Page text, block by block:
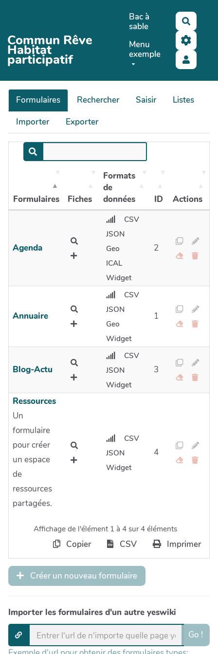
Commun Rêve
Habitat
participatif
Bac à
sable
Menu
exemple
Formulaires Rechercher Saisir
Listes
Importer
Exporter
Formulaires Fiches
Formats
de
données
ID Actions
Agenda
CSV
JSON
Geo
ICAL
Widget
2
Annuaire
CSV
JSON
Geo
Widget
1
Blog-Actu
CSV
JSON
Widget
3
Ressources
Un
formulaire
pour créer
un espace
de
ressources
partagées.
CSV
JSON
Widget
4
Affichage de l'élément 1 à 4 sur 4 éléments
Copier CSV Imprimer
Créer un nouveau formulaire
Importer les formulaires d'un autre yeswiki
Go !